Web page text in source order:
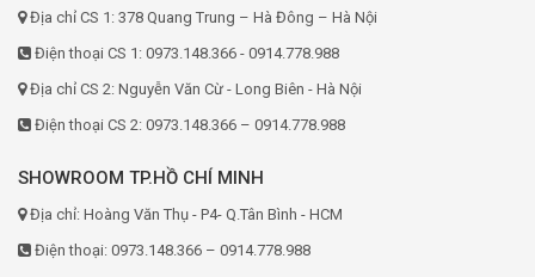
Địa chỉ CS 1: 378 Quang Trung – Hà Đông – Hà Nội
Điện thoại CS 1: 0973.148.366 - 0914.778.988
Địa chỉ CS 2: Nguyễn Văn Cừ - Long Biên - Hà Nội
Điện thoại CS 2: 0973.148.366 – 0914.778.988
SHOWROOM TP.HỒ CHÍ MINH
Địa chỉ: Hoàng Văn Thụ - P4- Q.Tân Bình - HCM
Điện thoại: 0973.148.366 – 0914.778.988